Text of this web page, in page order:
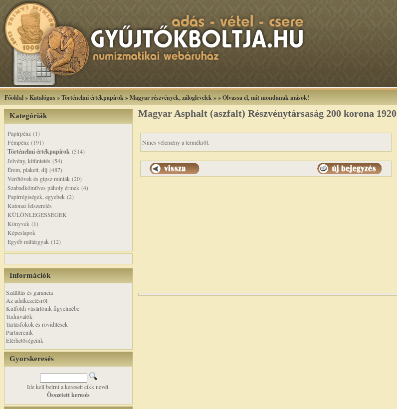
Főoldal»Katalógus»Történelmi értékpapírok»Magyar részvények, záloglevelek»»Olvassa el, mit mondanak mások!
Kategóriák
Papírpénz (1)
Fémpénz (191)
Történelmi értékpapírok (514)
Jelvény, kitüntetés (54)
Érem, plakett, díj (487)
Verőtövek és gipsz minták (20)
Szabadkőműves páholy érmek (4)
Papírrégiségek, egyebek (2)
Katonai felszerelés
KÜLÖNLEGESSÉGEK
Könyvek (1)
Képeslapok
Egyéb műtárgyak (12)
Információk
Szállítás és garancia
Az adatkezelésről
Külföldi vásárlóink figyelmébe
Tudnivalók
Tartásfokok és rövidítések
Partnereink
Elérhetőségeink
Gyorskeresés
Ide kell beírni a keresett cikk nevét.
Összetett keresés
Magyar Asphalt (aszfalt) Részvénytársaság 200 korona 1920
Nincs vélemény a termékről.